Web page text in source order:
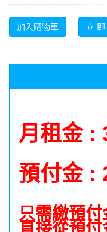
月租金 :
預付金 :
只需繳預
直接從預付